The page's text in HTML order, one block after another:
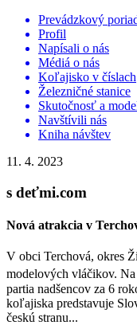
Prevádzkový
Profil
Napísali o nás
Médiá o nás
Koľajisko v číslach
Železničné stanice
Skutočnosť a
Navštívili nás
Kniha návštev
11. 4. 2023
s deťmi.com
Nová atrakcia v
V obci Terchová, okres
modelových vláčikov.
partia nadšencov za 6
koľajiska predstavuje
českú stranu...